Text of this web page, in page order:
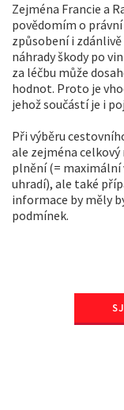
Zejména Francie a
povědomím o právní
způsobení i
náhrady škody po
za léčbu může
hodnot. Proto je
jehož součástí je i
Při výběru
ale zejména
plnění (= maximální
uhradí), ale také
informace by měly
podmínek.